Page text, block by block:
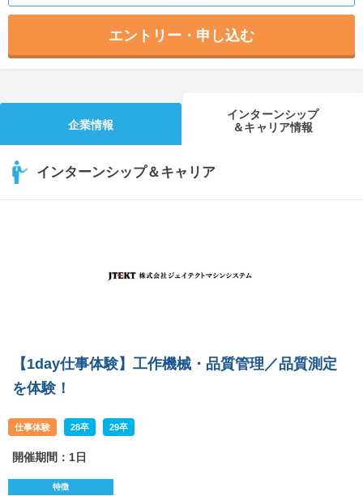
エントリー・申し込む
企業情報
インターンシップ
＆キャリア情報
インターンシップ＆キャリア
【1day仕事体験】工作機械・品質管理／品質測定
を体験！
仕事体験 28卒 29卒
開催期間：1日
特徴